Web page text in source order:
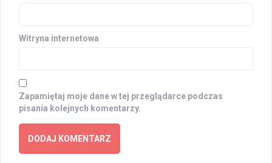
Witryna internetowa
Zapamiętaj moje dane w tej przeglądarce podczas
pisania kolejnych komentarzy.